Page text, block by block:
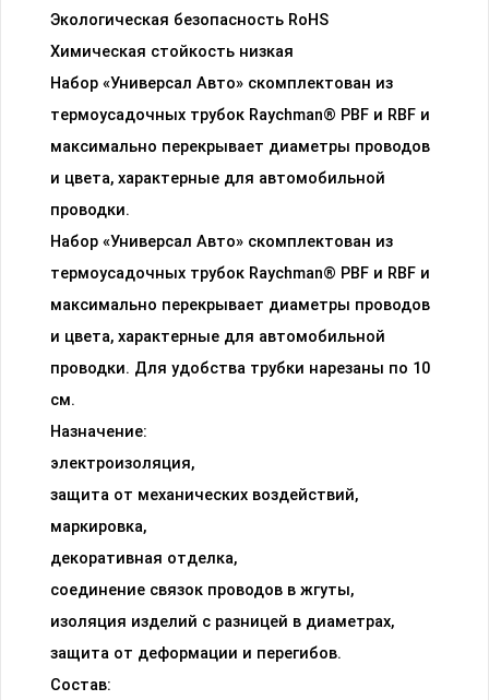
Экологическая безопасность RoHS
Химическая стойкость низкая
Набор «Универсал Авто» скомплектован из
термоусадочных трубок Raychman® PBF и RBF и
максимально перекрывает диаметры проводов
и цвета, характерные для автомобильной
проводки.
Набор «Универсал Авто» скомплектован из
термоусадочных трубок Raychman® PBF и RBF и
максимально перекрывает диаметры проводов
и цвета, характерные для автомобильной
проводки. Для удобства трубки нарезаны по 10
см.
Назначение:
электроизоляция,
защита от механических воздействий,
маркировка,
декоративная отделка,
соединение связок проводов в жгуты,
изоляция изделий с разницей в диаметрах,
защита от деформации и перегибов.
Состав: